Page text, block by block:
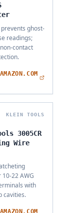
prevents ghost-
readings;
contact
KLEIN TOOLS
3005CR
Wire
22 AWG
with
cavities.